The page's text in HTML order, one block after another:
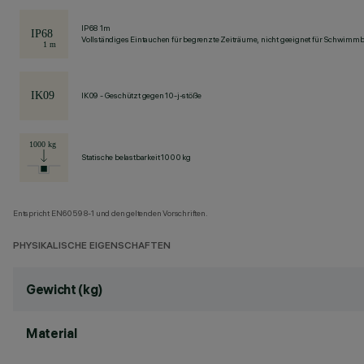
IP68 1m
Vollständiges Eintauchen für begrenzte Zeiträume, nicht geeignet für
IK09 - Geschützt gegen 10-j-stöße
Statische belastbarkeit 1000 kg
Entspricht EN60598-1 und den geltenden Vorschriften.
PHYSIKALISCHE EIGENSCHAFTEN
Gewicht (kg)
Material